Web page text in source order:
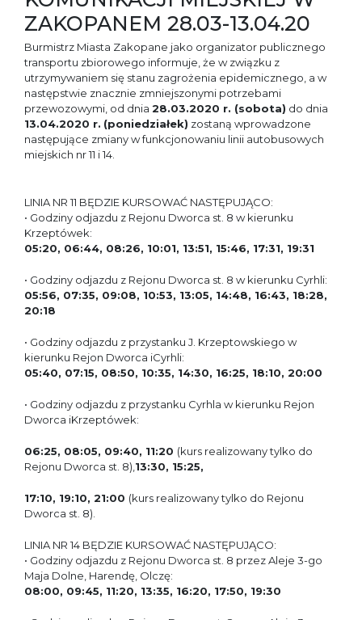
ZAKOPANEM 28.03-13.04.20
Burmistrz Miasta Zakopane jako organizator publicznego
transportu zbiorowego informuje, że w związku z
utrzymywaniem się stanu zagrożenia epidemicznego, a w
następstwie znacznie zmniejszonymi potrzebami
przewozowymi, od dnia 28.03.2020 r. (sobota) do dnia
13.04.2020 r. (poniedziałek) zostaną wprowadzone
następujące zmiany w funkcjonowaniu linii autobusowych
miejskich nr 11 i 14.
LINIA NR 11 BĘDZIE KURSOWAĆ NASTĘPUJĄCO:
• Godziny odjazdu z Rejonu Dworca st. 8 w kierunku
Krzeptówek:
05:20, 06:44, 08:26, 10:01, 13:51, 15:46, 17:31, 19:31
• Godziny odjazdu z Rejonu Dworca st. 8 w kierunku Cyrhli:
05:56, 07:35, 09:08, 10:53, 13:05, 14:48, 16:43, 18:28,
20:18
• Godziny odjazdu z przystanku J. Krzeptowskiego w
kierunku Rejon Dworca iCyrhli:
05:40, 07:15, 08:50, 10:35, 14:30, 16:25, 18:10, 20:00
• Godziny odjazdu z przystanku Cyrhla w kierunku Rejon
Dworca iKrzeptówek:
06:25, 08:05, 09:40, 11:20 (kurs realizowany tylko do
Rejonu Dworca st. 8),13:30, 15:25,
17:10, 19:10, 21:00 (kurs realizowany tylko do Rejonu
Dworca st. 8).
LINIA NR 14 BĘDZIE KURSOWAĆ NASTĘPUJĄCO:
• Godziny odjazdu z Rejonu Dworca st. 8 przez Aleje 3-go
Maja Dolne, Harendę, Olczę:
08:00, 09:45, 11:20, 13:35, 16:20, 17:50, 19:30